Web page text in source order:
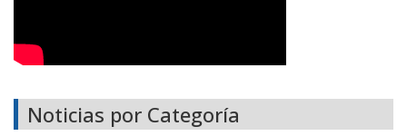
Noticias por Categoría